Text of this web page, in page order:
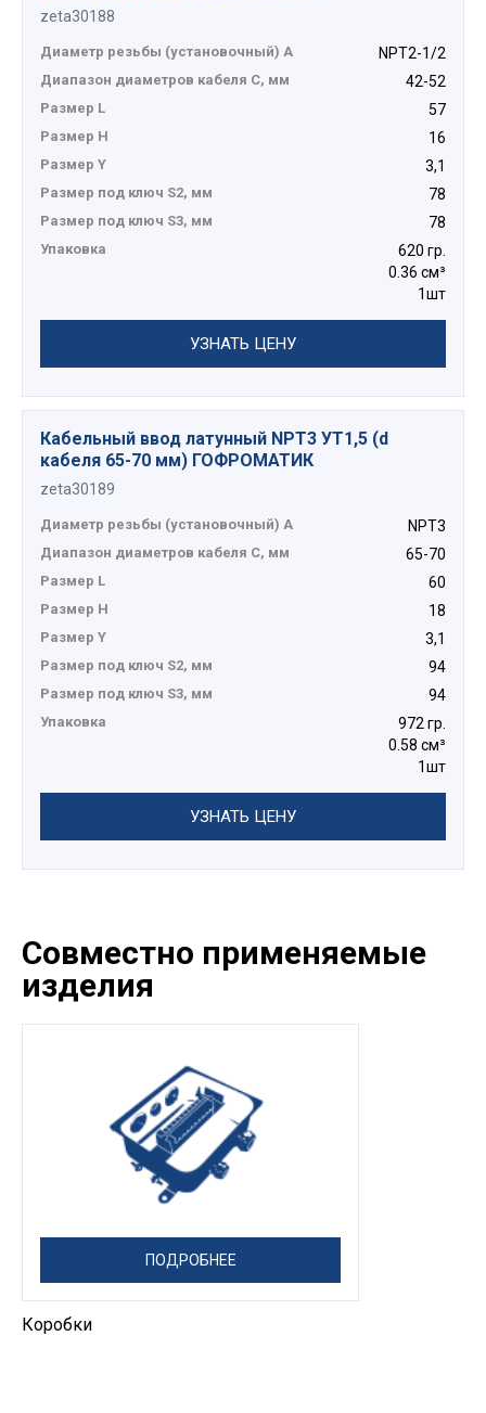
zeta30188
Диаметр резьбы (установочный) А NPT2-1/2
Диапазон диаметров кабеля C, мм 42-52
Размер L 57
Размер H 16
Размер Y 3,1
Размер под ключ S2, мм 78
Размер под ключ S3, мм 78
Упаковка
620 гр.
0.36 см³
1шт
УЗНАТЬ ЦЕНУ
Кабельный ввод латунный NPT3 УТ1,5 (d
кабеля 65-70 мм) ГОФРОМАТИК
zeta30189
Диаметр резьбы (установочный) А NPT3
Диапазон диаметров кабеля C, мм 65-70
Размер L 60
Размер H 18
Размер Y 3,1
Размер под ключ S2, мм 94
Размер под ключ S3, мм 94
Упаковка
972 гр.
0.58 см³
1шт
УЗНАТЬ ЦЕНУ
Совместно применяемые
изделия
ПОДРОБНЕЕ
Коробки